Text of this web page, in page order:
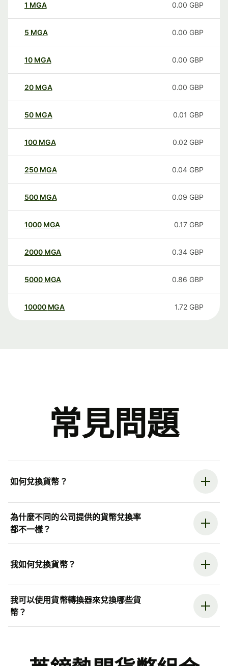
1 MGA 0.00 GBP
5 MGA 0.00 GBP
10 MGA 0.00 GBP
20 MGA 0.00 GBP
50 MGA 0.01 GBP
100 MGA 0.02 GBP
250 MGA 0.04 GBP
500 MGA 0.09 GBP
1000 MGA 0.17 GBP
2000 MGA 0.34 GBP
5000 MGA 0.86 GBP
10000 MGA 1.72 GBP
常見問題
如何兌換貨幣？
為什麼不同的公司提供的貨幣兌換率
都不一樣？
我如何兌換貨幣？
我可以使用貨幣轉換器來兌換哪些貨
幣？